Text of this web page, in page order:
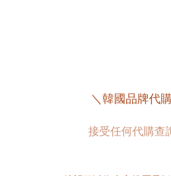
＼韓國品牌代
接受任何代購查